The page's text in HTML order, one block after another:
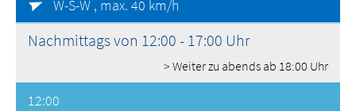
W-S-W , max. 40 km/h
Nachmittags von 12:00 - 17:00 Uhr
> Weiter zu abends ab 18:00 Uhr
12:00